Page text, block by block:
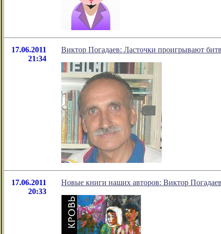
17.06.2011
21:34
Виктор Погадаев: Ласточки проигрывают
17.06.2011
20:33
Новые книги наших авторов: Виктор